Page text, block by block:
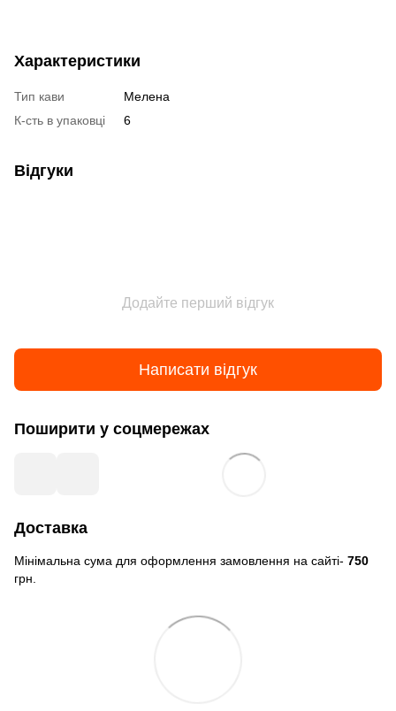
Характеристики
Тип кави
Мелена
К-сть в упаковці
6
Відгуки
Додайте перший відгук
Написати відгук
Поширити у соцмережах
Доставка
Мінімальна сума для оформлення замовлення на сайті- 750
грн.